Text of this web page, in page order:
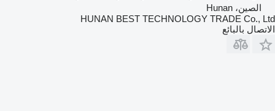
الصين، Hunan
HUNAN BEST TECHNOLOGY TRADE Co., Ltd
الاتصال بالبائع